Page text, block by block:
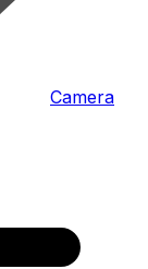
Camera